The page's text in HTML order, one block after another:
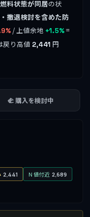
料状態が同居の状
撤退検討を含めた防
/ 上値余地 +1.5%=
戻り高値 2,441 円
🫲 購入を検討中
2,441 N 値付近 2,689